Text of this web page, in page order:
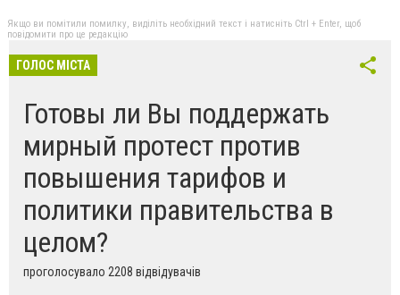
Якщо ви помітили помилку, виділіть необхідний текст і натисніть Ctrl + Enter, щоб
повідомити про це редакцію
ГОЛОС МІСТА
Готовы ли Вы поддержать
мирный протест против
повышения тарифов и
политики правительства в
целом?
проголосувало 2208 відвідувачів